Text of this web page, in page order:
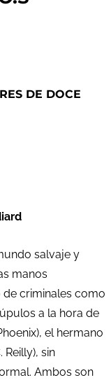
DE DOCE
salvaje y
manos
de criminales como
a la hora de
el hermano
Reilly), sin
Ambos son